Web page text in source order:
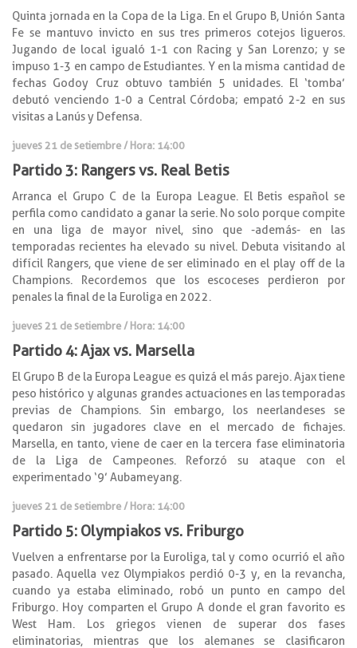
Quinta jornada en la Copa de la Liga. En el Grupo B, Unión Santa
Fe se mantuvo invicto en sus tres primeros cotejos ligueros.
Jugando de local igualó 1-1 con Racing y San Lorenzo; y se
impuso 1-3 en campo de Estudiantes. Y en la misma cantidad de
fechas Godoy Cruz obtuvo también 5 unidades. El ‘tomba’
debutó venciendo 1-0 a Central Córdoba; empató 2-2 en sus
visitas a Lanús y Defensa.
jueves 21 de setiembre / Hora: 14:00
Partido 3: Rangers vs. Real Betis
Arranca el Grupo C de la Europa League. El Betis español se
perfila como candidato a ganar la serie. No solo porque compite
en una liga de mayor nivel, sino que -además- en las
temporadas recientes ha elevado su nivel. Debuta visitando al
difícil Rangers, que viene de ser eliminado en el play off de la
Champions. Recordemos que los escoceses perdieron por
penales la final de la Euroliga en 2022.
jueves 21 de setiembre / Hora: 14:00
Partido 4: Ajax vs. Marsella
El Grupo B de la Europa League es quizá el más parejo. Ajax tiene
peso histórico y algunas grandes actuaciones en las temporadas
previas de Champions. Sin embargo, los neerlandeses se
quedaron sin jugadores clave en el mercado de fichajes.
Marsella, en tanto, viene de caer en la tercera fase eliminatoria
de la Liga de Campeones. Reforzó su ataque con el
experimentado ‘9’ Aubameyang.
jueves 21 de setiembre / Hora: 14:00
Partido 5: Olympiakos vs. Friburgo
Vuelven a enfrentarse por la Euroliga, tal y como ocurrió el año
pasado. Aquella vez Olympiakos perdió 0-3 y, en la revancha,
cuando ya estaba eliminado, robó un punto en campo del
Friburgo. Hoy comparten el Grupo A donde el gran favorito es
West Ham. Los griegos vienen de superar dos fases
eliminatorias, mientras que los alemanes se clasificaron